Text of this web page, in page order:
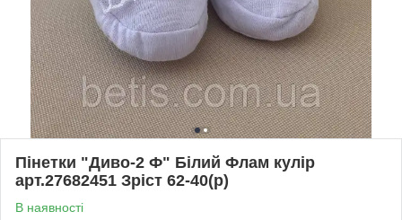
Пінетки "Диво-2 Ф" Білий Флам кулір
арт.27682451 Зріст 62-40(р)
В наявності